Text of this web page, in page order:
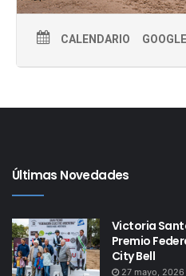
CALENDARIO
Últimas Novedades
Victoria
Premio
City Bell
27 mayo, 2026